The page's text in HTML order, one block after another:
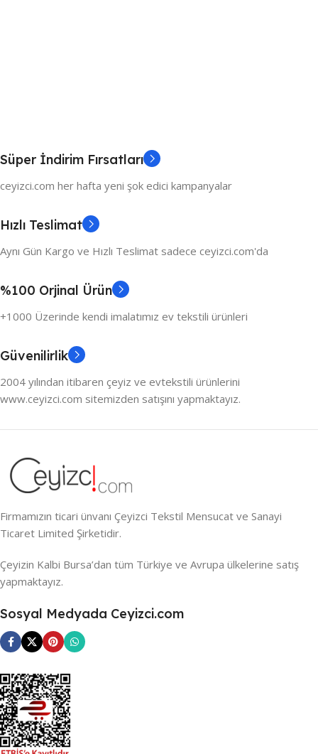
Süper İndirim Fırsatları
ceyizci.com her hafta yeni şok edici kampanyalar
Hızlı Teslimat
Aynı Gün Kargo ve Hızlı Teslimat sadece ceyizci.com'da
%100 Orjinal Ürün
+1000 Üzerinde kendi imalatımız ev tekstili ürünleri
Güvenilirlik
2004 yılından itibaren çeyiz ve evtekstili ürünlerini
www.ceyizci.com sitemizden satışını yapmaktayız.
Firmamızın ticari ünvanı Çeyizci Tekstil Mensucat ve Sanayi
Ticaret Limited Şirketidir.
Çeyizin Kalbi Bursa’dan tüm Türkiye ve Avrupa ülkelerine satış
yapmaktayız.
Sosyal Medyada Ceyizci.com